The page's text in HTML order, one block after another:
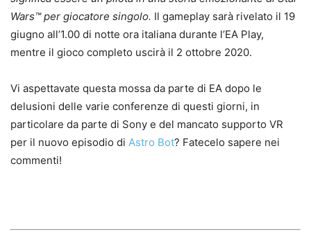
Wars™ per giocatore singolo. Il gameplay sarà rivelato il 19
giugno all’1.00 di notte ora italiana durante l’EA Play,
mentre il gioco completo uscirà il 2 ottobre 2020.
Vi aspettavate questa mossa da parte di EA dopo le
delusioni delle varie conferenze di questi giorni, in
particolare da parte di Sony e del mancato supporto VR
per il nuovo episodio di Astro Bot? Fatecelo sapere nei
commenti!